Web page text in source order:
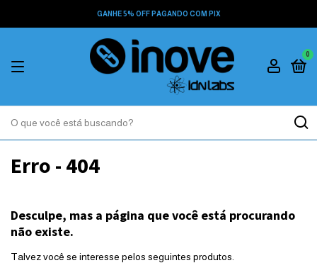
GANHE 5% OFF PAGANDO COM PIX
0
Erro - 404
Desculpe, mas a página que você está procurando
não existe.
Talvez você se interesse pelos seguintes produtos.